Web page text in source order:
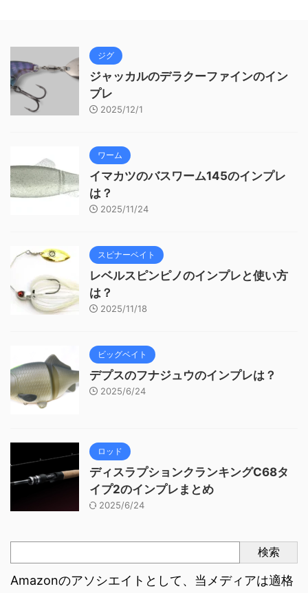
ジグ
ジャッカルのデラクーファインのイン
プレ
2025/12/1
ワーム
イマカツのバスワーム145のインプレ
は？
2025/11/24
スピナーベイト
レベルスピンピノのインプレと使い方
は？
2025/11/18
ビッグベイト
デプスのフナジュウのインプレは？
2025/6/24
ロッド
ディスラプションクランキングC68タ
イプ2のインプレまとめ
2025/6/24
検索
Amazonのアソシエイトとして、当メディアは適格